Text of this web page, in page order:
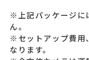
※上記パッケージに
ん。
※セットアップ費用
なります。